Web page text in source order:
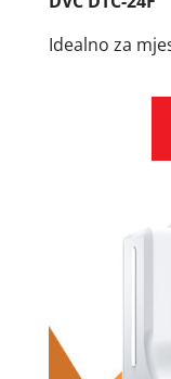
Idealno za